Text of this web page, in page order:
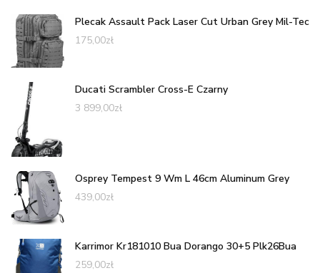
Plecak Assault Pack Laser Cut Urban Grey Mil-Tec
175,00zł
Ducati Scrambler Cross-E Czarny
3 899,00zł
Osprey Tempest 9 Wm L 46cm Aluminum Grey
439,00zł
Karrimor Kr181010 Bua Dorango 30+5 Plk26Bua
259,00zł